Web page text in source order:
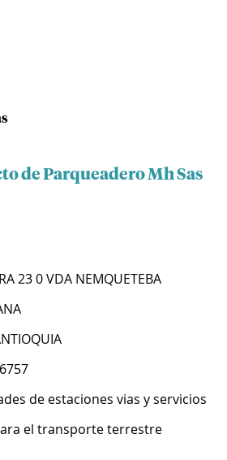
de Parqueadero Mh Sas
23 0 VDA NEMQUETEBA
de estaciones vias y servicios
el transporte terrestre